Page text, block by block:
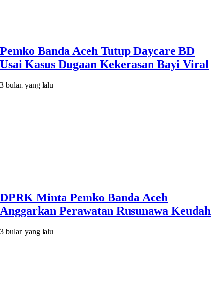
Pemko Banda Aceh Tutup Daycare BD
Usai Kasus Dugaan Kekerasan Bayi Viral
3 bulan yang lalu
DPRK Minta Pemko Banda Aceh
Anggarkan Perawatan Rusunawa Keudah
3 bulan yang lalu